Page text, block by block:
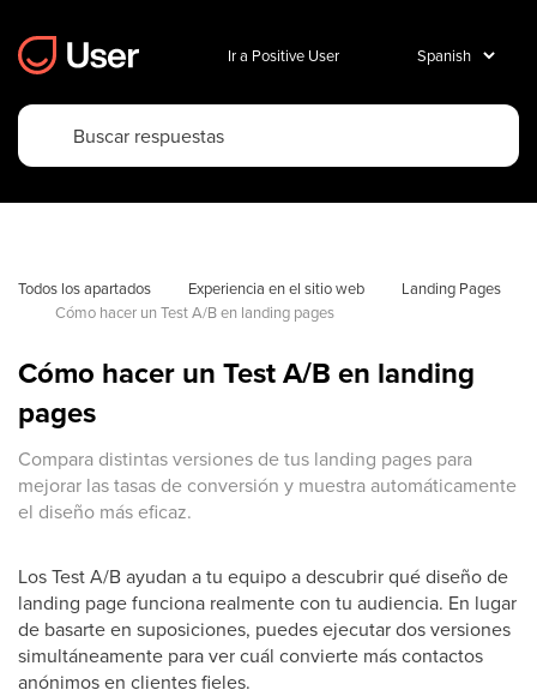
Ir a Positive User
Todos los apartados Experiencia en el sitio web
Landing Pages
Cómo hacer un Test A/B en landing pages
Cómo hacer un Test A/B en landing
pages
Compara distintas versiones de tus landing pages para
mejorar las tasas de conversión y muestra automáticamente
el diseño más eficaz.
Los Test A/B ayudan a tu equipo a descubrir qué diseño de
landing page funciona realmente con tu audiencia. En lugar
de basarte en suposiciones, puedes ejecutar dos versiones
simultáneamente para ver cuál convierte más contactos
anónimos en clientes fieles.